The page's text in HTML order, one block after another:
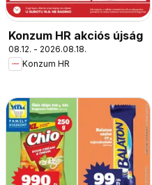
Konzum HR akciós újság
08.12. - 2026.08.18.
Konzum HR